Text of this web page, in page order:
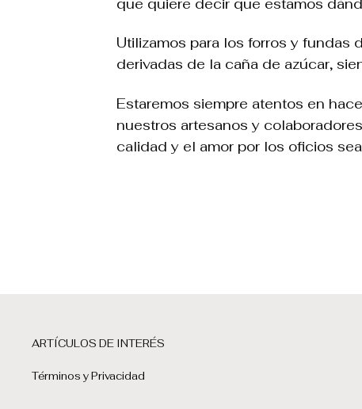
que quiere decir que estamos
Utilizamos para los forros y fundas
derivadas de la caña de azúcar,
Estaremos siempre atentos en
nuestros artesanos y
calidad y el amor por los oficios
ARTÍCULOS DE INTERÉS
Términos y Privacidad